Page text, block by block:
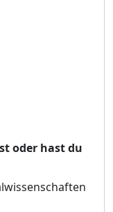
oder hast du